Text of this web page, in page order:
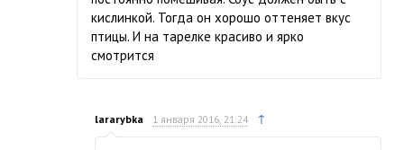
кислинкой. Тогда он хорошо оттеняет вкус
птицы. И на тарелке красиво и ярко
смотрится
lararybka 1 января 2016, 21:24 ↑